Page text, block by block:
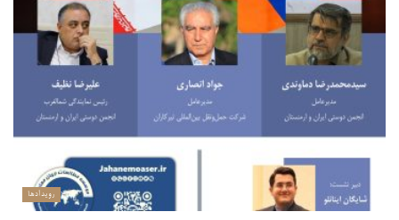
رویدادها